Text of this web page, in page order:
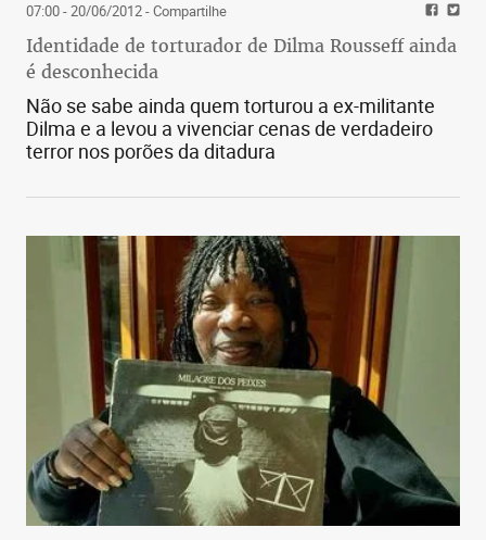
07:00 - 20/06/2012- Compartilhe
Identidade de torturador de Dilma Rousseff ainda
é desconhecida
Não se sabe ainda quem torturou a ex-militante
Dilma e a levou a vivenciar cenas de verdadeiro
terror nos porões da ditadura